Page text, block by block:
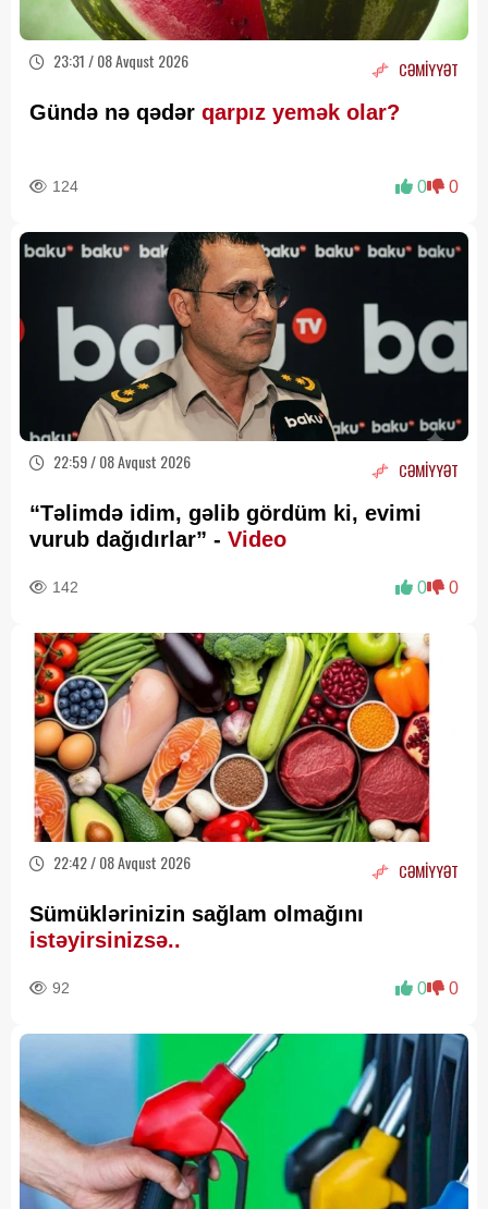
23:31 / 08 Avqust 2026 CƏMİYYƏT
Gündə nə qədər qarpız yemək olar?
124 0 0
22:59 / 08 Avqust 2026 CƏMİYYƏT
“Təlimdə idim, gəlib gördüm ki, evimi
vurub dağıdırlar” - Video
142 0 0
22:42 / 08 Avqust 2026 CƏMİYYƏT
Sümüklərinizin sağlam olmağını
istəyirsinizsə..
92 0 0